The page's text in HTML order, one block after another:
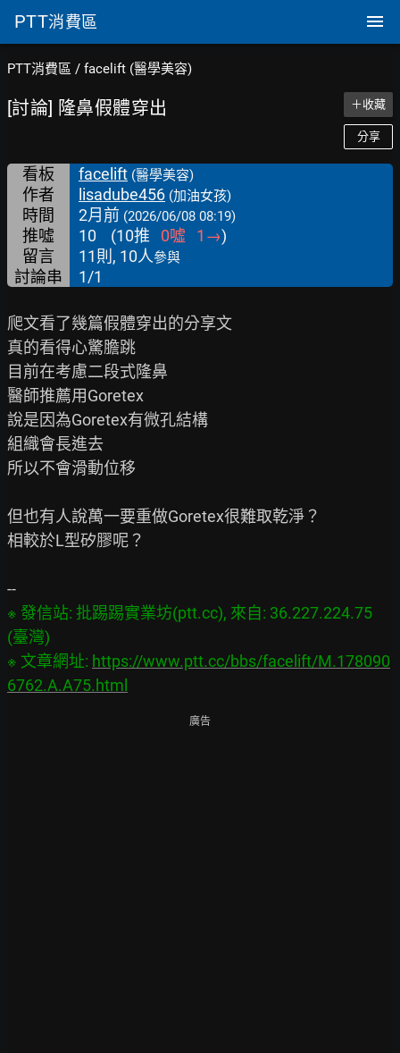
PTT消費區
PTT消費區 / facelift (醫學美容)
[討論] 隆鼻假體穿出 ＋收藏
分享
看板 facelift (醫學美容)
作者 lisadube456 (加油女孩)
時間 2月前 (2026/06/08 08:19)
推噓 10 (10推 0噓 1 →)
留言
11則, 10人參與
討論串 1/1
爬文看了幾篇假體穿出的分享文
真的看得心驚膽跳
目前在考慮二段式隆鼻
醫師推薦用Goretex
說是因為Goretex有微孔結構
組織會長進去
所以不會滑動位移
但也有人說萬一要重做Goretex很難取乾淨？
相較於L型矽膠呢？
※ 發信站: 批踢踢實業坊(ptt.cc), 來自: 36.227.224.75
(臺灣)
※ 文章網址: https://www.ptt.cc/bbs/facelift/M.178090
6762.A.A75.html
廣告